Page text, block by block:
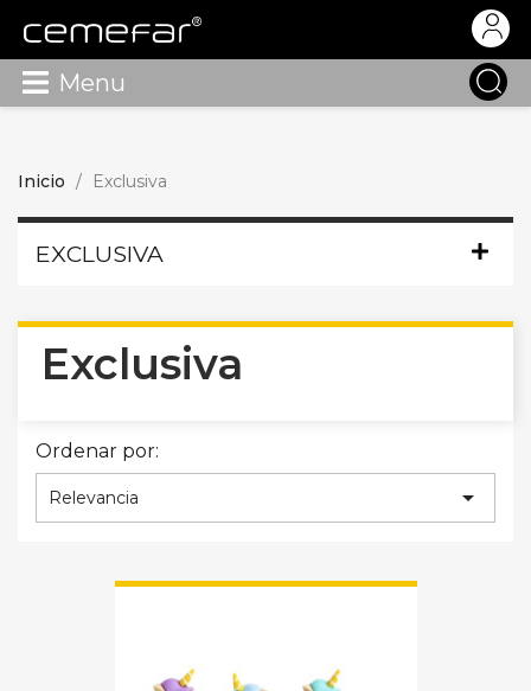
Menu
Inicio Exclusiva
EXCLUSIVA
Exclusiva
Ordenar por:
Relevancia 